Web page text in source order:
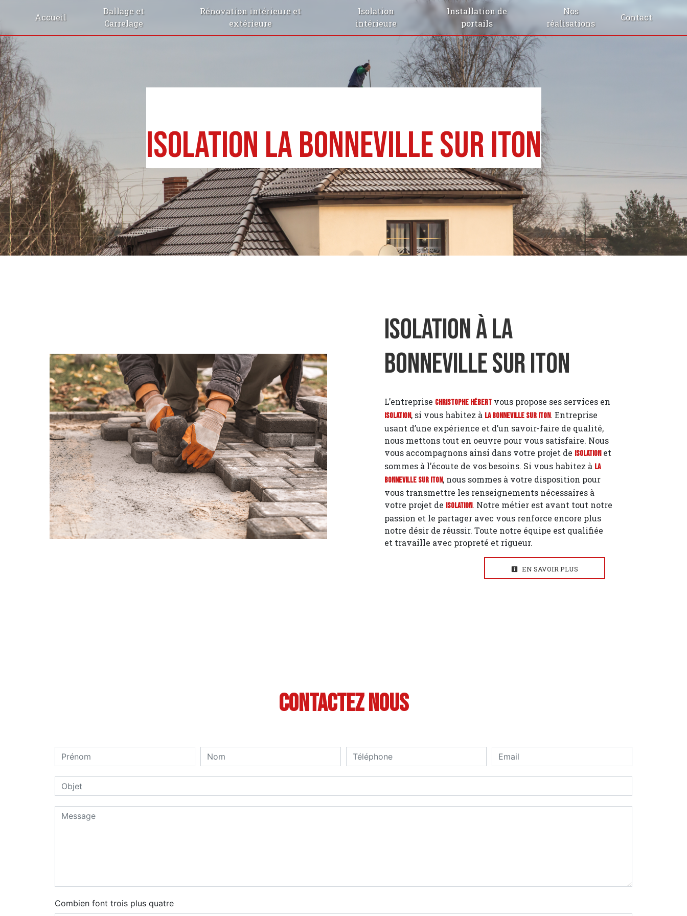
Accueil
Dallage et
Carrelage
Rénovation intérieure et
extérieure
Isolation
intérieure
Installation de
portails
Nos
réalisations
Contact
Isolation La Bonneville sur Iton
Isolation à La
Bonneville sur Iton
L’entreprise Christophe Hébert vous propose ses services en
Isolation, si vous habitez à La Bonneville sur Iton. Entreprise
usant d’une expérience et d’un savoir-faire de qualité,
nous mettons tout en oeuvre pour vous satisfaire. Nous
vous accompagnons ainsi dans votre projet de Isolationet
sommes à l’écoute de vos besoins. Si vous habitez à La
Bonneville sur Iton, nous sommes à votre disposition pour
vous transmettre les renseignements nécessaires à
votre projet de Isolation. Notre métier est avant tout notre
passion et le partager avec vous renforce encore plus
notre désir de réussir. Toute notre équipe est qualifiée
et travaille avec propreté et rigueur.
EN SAVOIR PLUS
Contactez nous
Combien font trois plus quatre
Panneau de gestion des cookies